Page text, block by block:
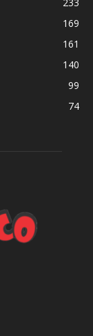
169
161
140
99
74